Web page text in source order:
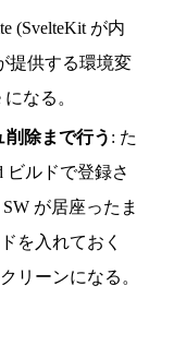
(SvelteKit が内
提供する環境変
なる。
削除まで行う : た
ビルドで登録さ
が居座ったま
を入れておく
リーンになる。